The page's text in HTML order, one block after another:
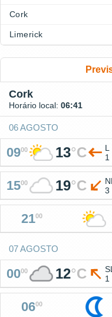
Cork
Limerick
Cork
Horário local: 06:41
06 AGOSTO
0900 13°C
L
1
1500 19°C
NL
3
2100
07 AGOSTO
0000 12°C
SL
1
0600